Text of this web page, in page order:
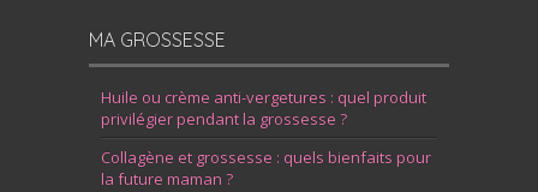
MA GROSSESSE
Huile ou crème anti-vergetures : quel produit
privilégier pendant la grossesse ?
Collagène et grossesse : quels bienfaits pour
la future maman ?